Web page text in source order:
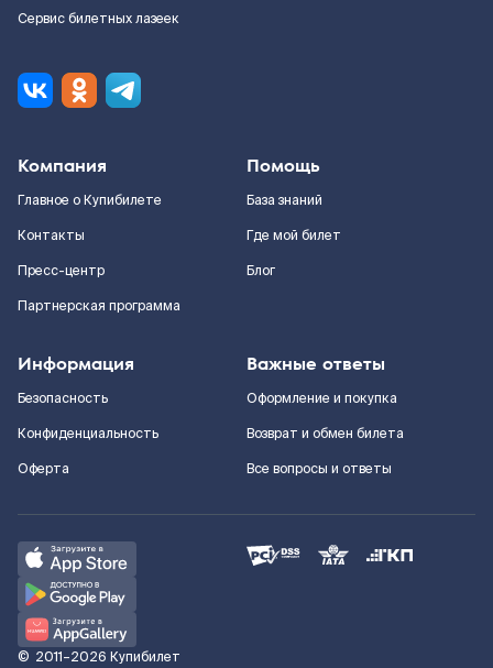
Сервис билетных лазеек
Компания
Главное о Купибилете
Контакты
Пресс-центр
Партнерская программа
Помощь
База знаний
Где мой билет
Блог
Информация
Безопасность
Конфиденциальность
Оферта
Важные ответы
Оформление и покупка
Возврат и обмен билета
Все вопросы и ответы
© 2011–2026 Купибилет